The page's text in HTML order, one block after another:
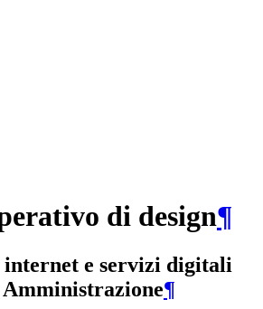
di design¶
e servizi digitali
¶